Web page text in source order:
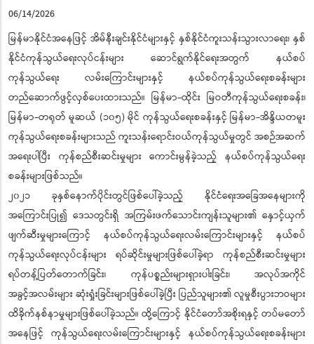
06/14/2026
မြန်မာနိုင်ငံအနေဖြင့် အိမ်နီးချင်းနိုင်ငံများနှင့် နှစ်နိုင်ငံကူးသန်းသွားလာရေး၊ နှစ်
နိုင်ငံကုန်သွယ်ရေးလုပ်ငန်းများ ဆောင်ရွက်နိုင်ရေးအတွက် နယ်စပ်
ကုန်သွယ်ရေး လမ်းကြောင်းများနှင့် နယ်စပ်ကုန်သွယ်ရေးစခန်းများ
တည်ဆောက်ဖွင့်လှစ်ပေးထားသည်။ မြန်မာ-ထိုင်း မြဝတီကုန်သွယ်ရေးစခန်း၊
မြန်မာ-တရုတ် မူဆယ် (၁၀၅) မိုင် ကုန်သွယ်ရေးစခန်းနှင့် မြန်မာ-အိန္ဒိယတမူး
ကုန်သွယ်ရေးစခန်းများသည် ကူးသန်းရောင်းဝယ်ကုန်သွယ်မှုတွင် အစဉ်အဆက်
အရေးပါပြီး ကုန်စည်စီးဆင်းမှုများ ကောင်းမွန်ခဲ့သည့် နယ်စပ်ကုန်သွယ်ရေး
စခန်းများဖြစ်သည်။
၂၀၂၁ ခုနှစ်နောက်ပိုင်းတွင်ဖြစ်ပေါ်ခဲ့သည့် နိုင်ငံရေးအခြေအနေများကို
အကြောင်းပြု၍ ဒေသတွင်းရှိ အကြမ်းဖက်သောင်းကျန်းသူများ၏ နှောင့်ယှက်
ဖျက်ဆီးမှုများကြောင့် နယ်စပ်ကုန်သွယ်ရေးလမ်းကြောင်းများနှင့် နယ်စပ်
ကုန်သွယ်ရေးလုပ်ငန်းများ ရပ်ဆိုင်းမှုများဖြစ်ပေါ်ခဲ့ရာ ကုန်စည်စီးဆင်းမှုများ
ရပ်တန့်ပြတ်တောက်ခြင်း၊ ကုန်ပစ္စည်းများရှားပါးခြင်း၊ အလုပ်အကိုင်
အခွင့်အလမ်းများ ဆုံးရှုံးခြင်းများဖြစ်ပေါ်ခဲ့ပြီး ပြည်သူများ၏ လူမှုစီးပွားဘဝများ
ထိခိုက်နစ်နာမှုများဖြစ်ပေါ်ခဲ့သည်။ ထို့ကြောင့် နိုင်ငံတော်အစိုးရနှင့် တပ်မတော်
အနေဖြင့် ကုန်သွယ်ရေးလမ်းကြောင်းများနှင့် နယ်စပ်ကုန်သွယ်ရေးစခန်းများ